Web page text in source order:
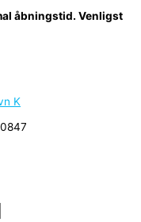
åbningstid. Venligst
K